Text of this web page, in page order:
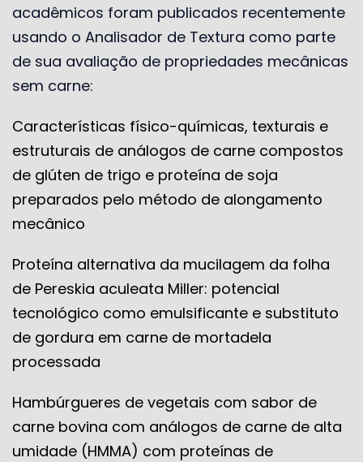
acadêmicos foram publicados recentemente
usando o Analisador de Textura como parte
de sua avaliação de propriedades mecânicas
sem carne:
Características físico-químicas, texturais e
estruturais de análogos de carne compostos
de glúten de trigo e proteína de soja
preparados pelo método de alongamento
mecânico
Proteína alternativa da mucilagem da folha
de Pereskia aculeata Miller: potencial
tecnológico como emulsificante e substituto
de gordura em carne de mortadela
processada
Hambúrgueres de vegetais com sabor de
carne bovina com análogos de carne de alta
umidade (HMMA) com proteínas de